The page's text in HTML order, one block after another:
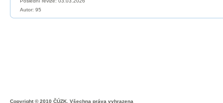
Autor: 95
Copyright © 2010 ČÚZK, Všechna práva vyhrazena